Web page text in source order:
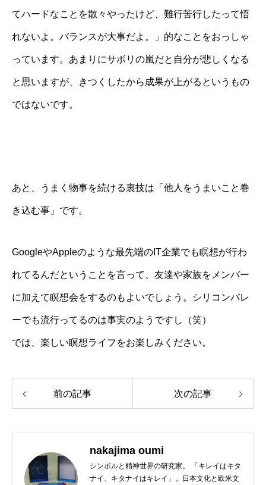
てハードなことを散々やったけど、難行苦行したって悟
れないよ。バランスが大事だよ。」的なことをおっしゃ
っています。あまりにサボリの嵐だと自分が悲しくなる
と思いますが、きつくしたから成果が上がるというもの
ではないです。
あと、うまく物事を続ける裏技は「他人をうまいこと巻
き込む事」です。
GoogleやAppleのような最先端のIT企業でも瞑想が行わ
れてるんだということを言って、友達や家族をメンバー
に加えて瞑想会をするのもよいでしょう。シリコンバレ
ーでも流行ってるのは事実のようですし（笑）
では、楽しい瞑想ライフをお楽しみください。
前の記事 次の記事
nakajima oumi
シンボルと精神世界の研究家。 「キレイはキタ
ナイ、キタナイはキレイ」。日本文化と欧米文